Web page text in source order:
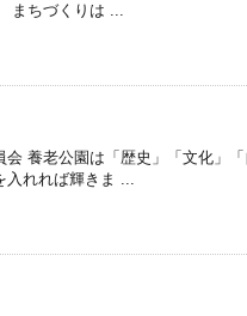
まちづくりは ...
養老公園は「歴史」「文化」
入れれば輝きま ...